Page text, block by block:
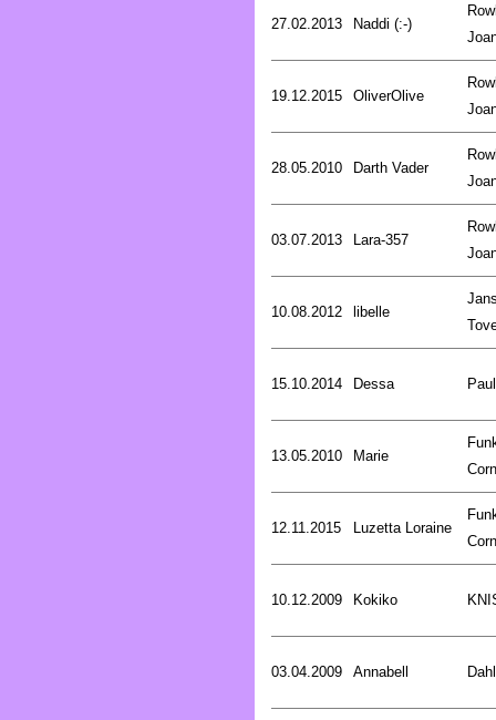
27.02.2013 Naddi (:-)
19.12.2015 OliverOlive
28.05.2010 Darth Vader
03.07.2013 Lara-357
10.08.2012 libelle
15.10.2014 Dessa
13.05.2010 Marie
12.11.2015 Luzetta Loraine
10.12.2009 Kokiko
03.04.2009 Annabell